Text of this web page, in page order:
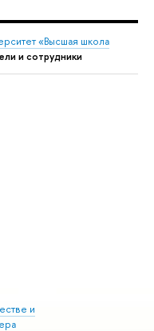
«Высшая школа
и сотрудники
и